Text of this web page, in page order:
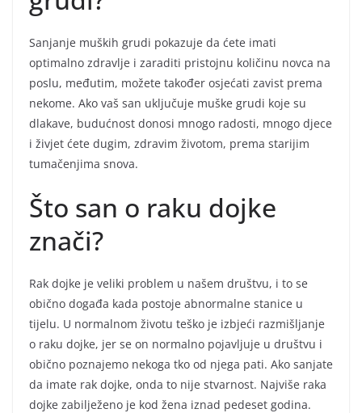
Sanjanje muških grudi pokazuje da ćete imati
optimalno zdravlje i zaraditi pristojnu količinu novca na
poslu, međutim, možete također osjećati zavist prema
nekome. Ako vaš san uključuje muške grudi koje su
dlakave, budućnost donosi mnogo radosti, mnogo djece
i živjet ćete dugim, zdravim životom, prema starijim
tumačenjima snova.
Što san o raku dojke
znači?
Rak dojke je veliki problem u našem društvu, i to se
obično događa kada postoje abnormalne stanice u
tijelu. U normalnom životu teško je izbjeći razmišljanje
o raku dojke, jer se on normalno pojavljuje u društvu i
obično poznajemo nekoga tko od njega pati. Ako sanjate
da imate rak dojke, onda to nije stvarnost. Najviše raka
dojke zabilježeno je kod žena iznad pedeset godina.